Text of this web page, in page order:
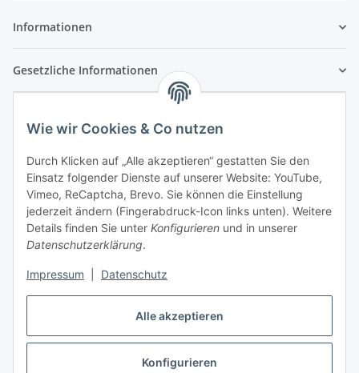
Alle akzeptieren
Konfigurieren
Wie wir Cookies & Co nutzen
Durch Klicken auf „Alle akzeptieren“ gestatten Sie den
Einsatz folgender Dienste auf unserer Website: YouTube,
Vimeo, ReCaptcha, Brevo. Sie können die Einstellung
jederzeit ändern (Fingerabdruck-Icon links unten). Weitere
Details finden Sie unter Konfigurieren und in unserer
Datenschutzerklärung.
Impressum Datenschutz
Informationen
Gesetzliche Informationen
Vertrag widerrufen